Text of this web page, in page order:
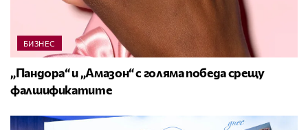
БИЗНЕС
„Пандора“ и „Амазон“ с голяма победа срещу
фалшификатите